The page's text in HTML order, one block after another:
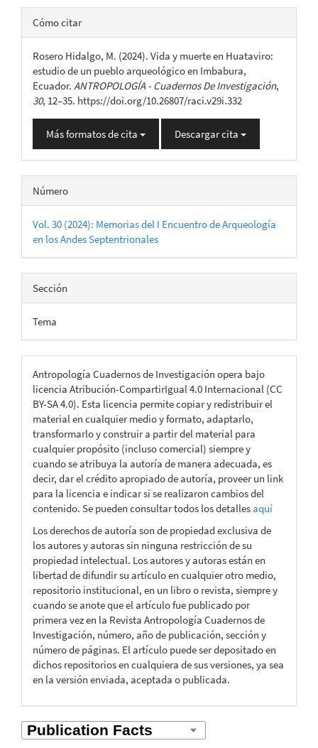
Detalles
del
artículo
Cómo citar
Rosero Hidalgo, M. (2024). Vida y muerte en Huataviro:
estudio de un pueblo arqueológico en Imbabura,
Ecuador. ANTROPOLOGÍA - Cuadernos De Investigación,
30, 12–35. https://doi.org/10.26807/raci.v29i.332
Más formatos de cita Descargar cita
Número
Vol. 30 (2024): Memorias del I Encuentro de Arqueología
en los Andes Septentrionales
Sección
Tema
Antropología Cuadernos de Investigación opera bajo
licencia Atribución-CompartirIgual 4.0 Internacional (CC
BY-SA 4.0). Esta licencia permite copiar y redistribuir el
material en cualquier medio y formato, adaptarlo,
transformarlo y construir a partir del material para
cualquier propósito (incluso comercial) siempre y
cuando se atribuya la autoría de manera adecuada, es
decir, dar el crédito apropiado de autoría, proveer un link
para la licencia e indicar si se realizaron cambios del
contenido. Se pueden consultar todos los detallesaquí
Los derechos de autoría son de propiedad exclusiva de
los autores y autoras sin ninguna restricción de su
propiedad intelectual. Los autores y autoras están en
libertad de difundir su artículo en cualquier otro medio,
repositorio institucional, en un libro o revista, siempre y
cuando se anote que el artículo fue publicado por
primera vez en la Revista Antropología Cuadernos de
Investigación, número, año de publicación, sección y
número de páginas. El artículo puede ser depositado en
dichos repositorios en cualquiera de sus versiones, ya sea
en la versión enviada, aceptada o publicada.